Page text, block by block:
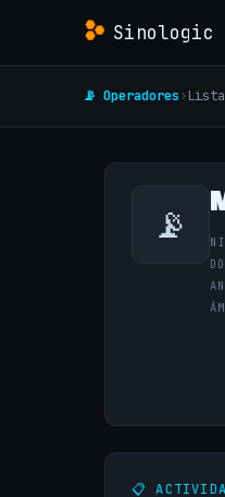
Sinologic
📡 Operadores› Lista
📡
📋